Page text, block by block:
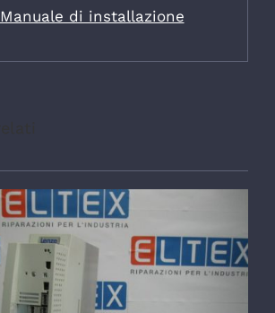
Manuale di installazione